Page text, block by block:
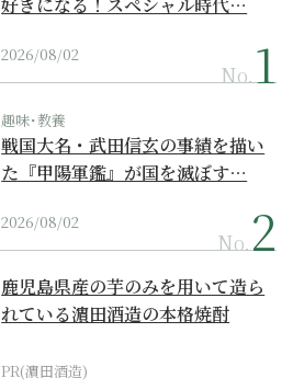
2026/08/02
No.
趣味･教養
戦国大名・武田信玄の事績を描い
た『甲陽軍鑑』が国を滅ぼす…
2026/08/02
No.
鹿児島県産の芋のみを用いて造ら
れている濵田酒造の本格焼酎
PR(濵田酒造)